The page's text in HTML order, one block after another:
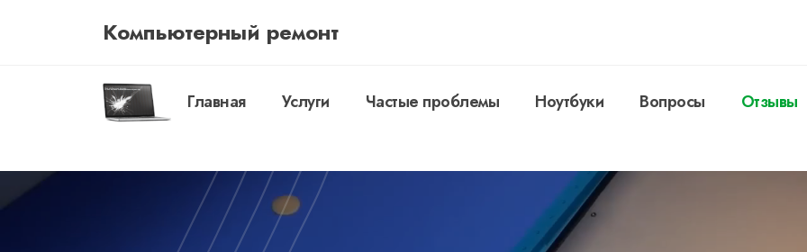
Компьютерный ремонт
Главная Услуги Частые проблемы Ноутбуки Вопросы Отзывы